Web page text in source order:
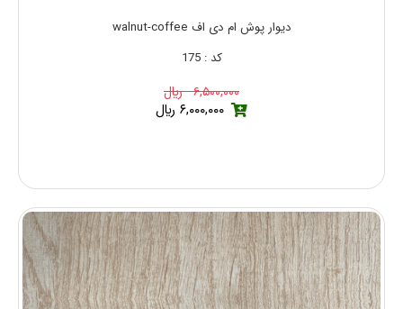
دیوار پوش ام دی اف walnut-coffee
کد : 175
۶,۵۰۰,۰۰۰ ريال
۶,۰۰۰,۰۰۰ ريال